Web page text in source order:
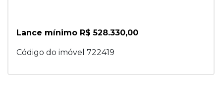
Lance mínimo R$ 528.330,00
Código do imóvel 722419